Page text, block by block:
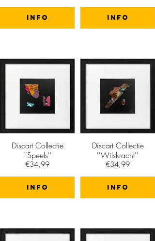
info info
Discart Collectie
''Speels''
€34,99
info
Discart Collectie
''Wilskracht''
€34,99
info